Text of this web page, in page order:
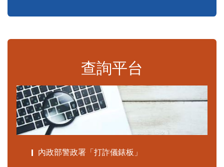
查詢平台
內政部警政署「打詐儀錶板」